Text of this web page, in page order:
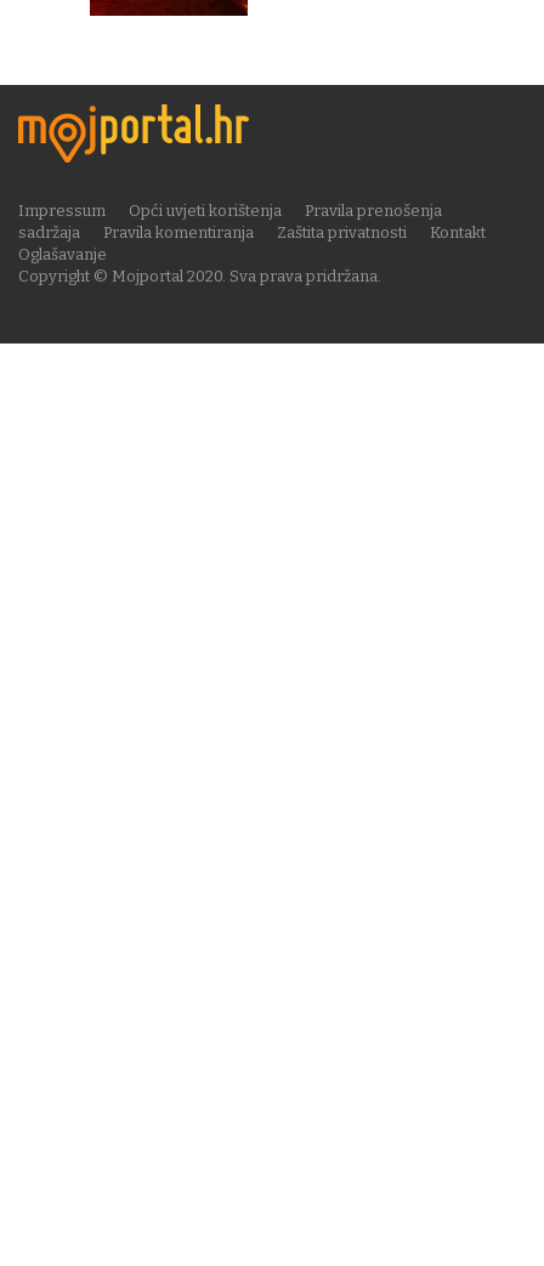
Copyright © Mojportal 2020. Sva prava pridržana.
Impressum Opći uvjeti korištenja
Pravila prenošenja
sadržaja
Pravila komentiranja Zaštita privatnosti
Kontakt
Oglašavanje